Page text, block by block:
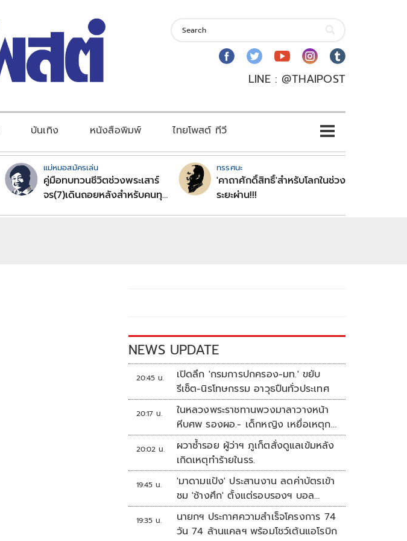
LINE : @THAIPOST
บันเทิง หนังสือพิมพ์ ไทยโพสต์ ทีวี
แม่หมอสมัครเล่น
คู่มือทบทวนชีวิตช่วงพระเสาร์
จร(7)เดินถอยหลังสำหรับคนทุก
ทรรศนะ
'คาถาศักดิ์สิทธิ์'สำหรับโลกในช่วง
ระยะผ่าน!!!
NEWS UPDATE
20:45 น.
เปิดลึก 'กรมการปกครอง-มท.' ขยับ
รีเซ็ต-นิรโทษกรรม อาวุธปืนทั่วประเทศ
20:17 น.
ในหลวงพระราชทานพวงมาลาวางหน้า
หีบศพ รองผอ.- เด็กหญิง เหยื่อเหตุก
ราดยิง
20:02 น.
ผวาซ้ำรอย ผู้ว่าฯ ภูเก็ตสั่งดูแลเข้มหลัง
เกิดเหตุทำร้ายในรร.
19:45 น.
'มาดามแป้ง' ประสานงาน ลดค่าบัตรเข้า
ชม 'ช้างศึก' ตั้งแต่รอบรองฯ บอล
อาเซียน
19:35 น.
นายกฯ ประกาศความสำเร็จโครงการ 74
วัน 74 ล้านแคลฯ พร้อมโชว์เต้นแอโรบิก